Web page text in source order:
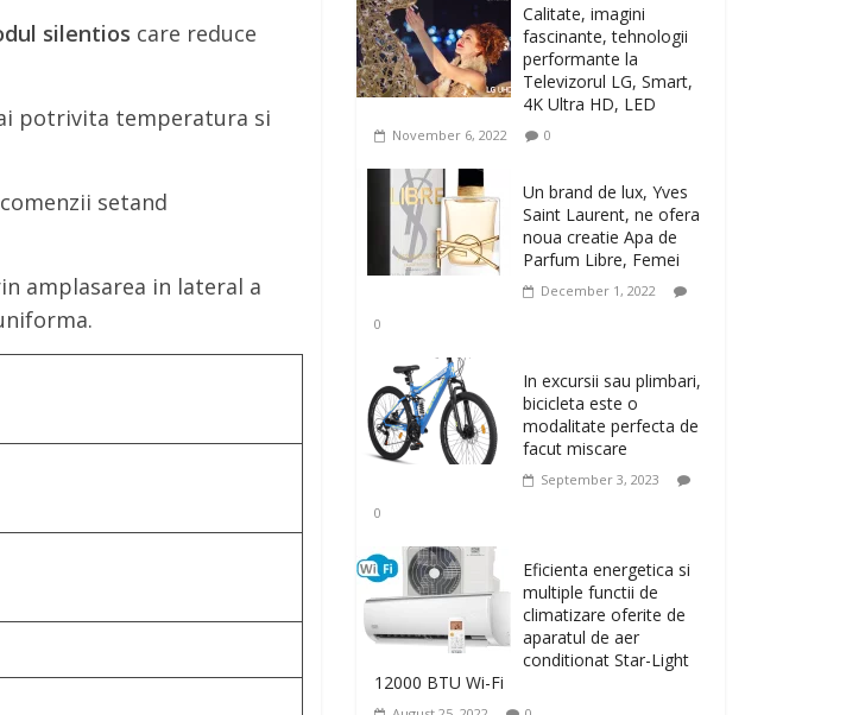
silentios care reduce
potrivita temperatura si
setand
amplasarea in lateral a
Calitate, imagini
fascinante, tehnologii
performante la
Televizorul LG, Smart,
4K Ultra HD, LED
November 6, 2022 0
Un brand de lux, Yves
Saint Laurent, ne ofera
noua creatie Apa de
Parfum Libre, Femei
December 1, 2022
0
In excursii sau plimbari,
bicicleta este o
modalitate perfecta de
facut miscare
September 3, 2023
0
Eficienta energetica si
multiple functii de
climatizare oferite de
aparatul de aer
conditionat Star-Light
12000 BTU Wi-Fi